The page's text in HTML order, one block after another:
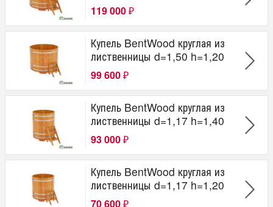
119 000 ₽
Купель BentWood круглая из
лиственницы d=1,50 h=1,20
99 600 ₽
Купель BentWood круглая из
лиственницы d=1,17 h=1,40
93 000 ₽
Купель BentWood круглая из
лиственницы d=1,17 h=1,20
70 600 ₽